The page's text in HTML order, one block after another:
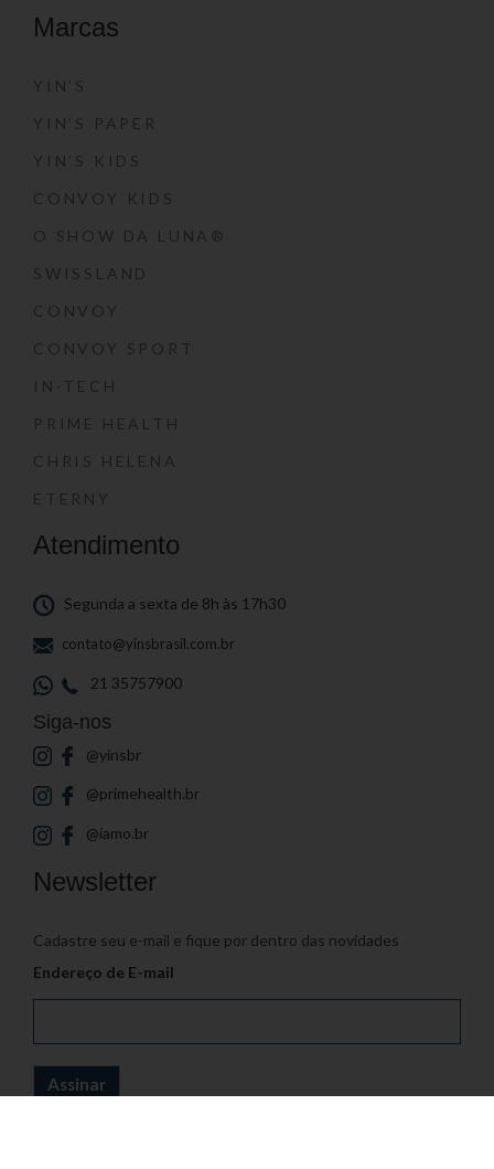
Marcas
YIN’S
YIN’S PAPER
YIN’S KIDS
CONVOY KIDS
O SHOW DA LUNA®
SWISSLAND
CONVOY
CONVOY SPORT
IN-TECH
PRIME HEALTH
CHRIS HELENA
ETERNY
Atendimento
Segunda a sexta de 8h às 17h30
contato@yinsbrasil.com.br
21 35757900
Siga-nos
@yinsbr
@primehealth.br
@iamo.br
Newsletter
Cadastre seu e-mail e fique por dentro das novidades
Endereço de E-mail